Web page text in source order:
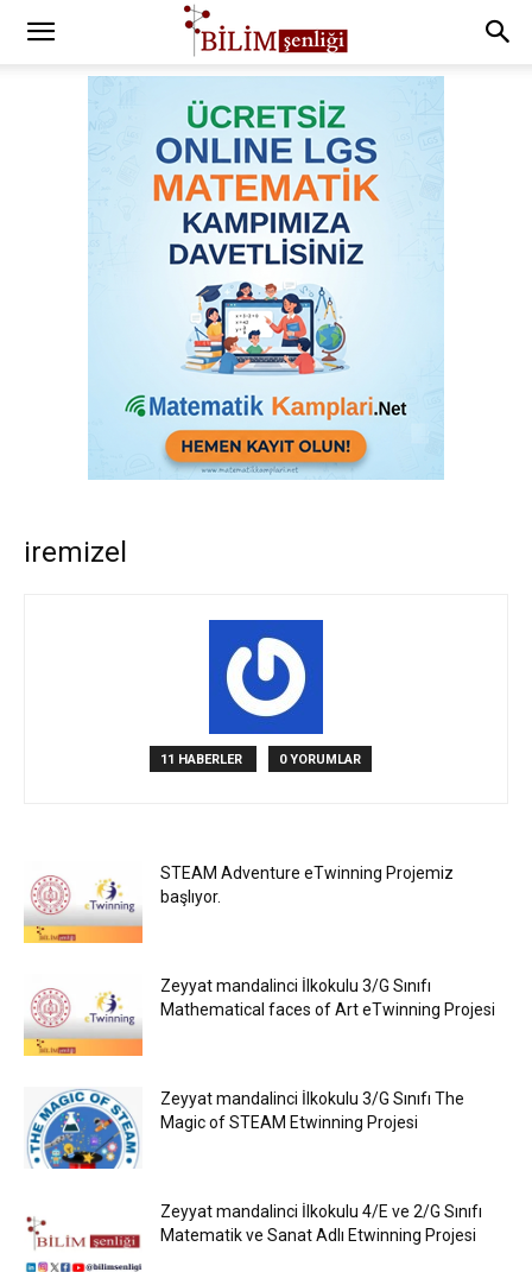
iremizel
11 HABERLER 0 YORUMLAR
STEAM Adventure eTwinning Projemiz
başlıyor.
Zeyyat mandalinci İlkokulu 3/G Sınıfı
Mathematical faces of Art eTwinning Projesi
Zeyyat mandalinci İlkokulu 3/G Sınıfı The
Magic of STEAM Etwinning Projesi
Zeyyat mandalinci İlkokulu 4/E ve 2/G Sınıfı
Matematik ve Sanat Adlı Etwinning Projesi